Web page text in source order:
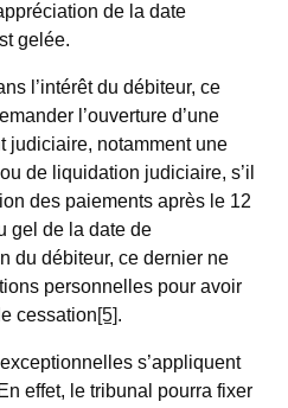
de la date
gelée.
l’intérêt du débiteur, ce
l’ouverture d’une
judiciaire, notamment une
de liquidation judiciaire, s’il
des paiements après le 12
gel de la date de
du débiteur, ce dernier ne
personnelles pour avoir
cessation[5].
s’appliquent
effet, le tribunal pourra fixer